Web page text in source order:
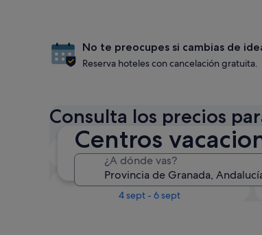
Centros
¿A dónde vas?
No te preocupes si cambias de
Reserva hoteles con cancelación gratuita.
Consulta los precios
Próximo fin de semana
14 ago - 16 ago
En un mes
4 sept - 6 sept